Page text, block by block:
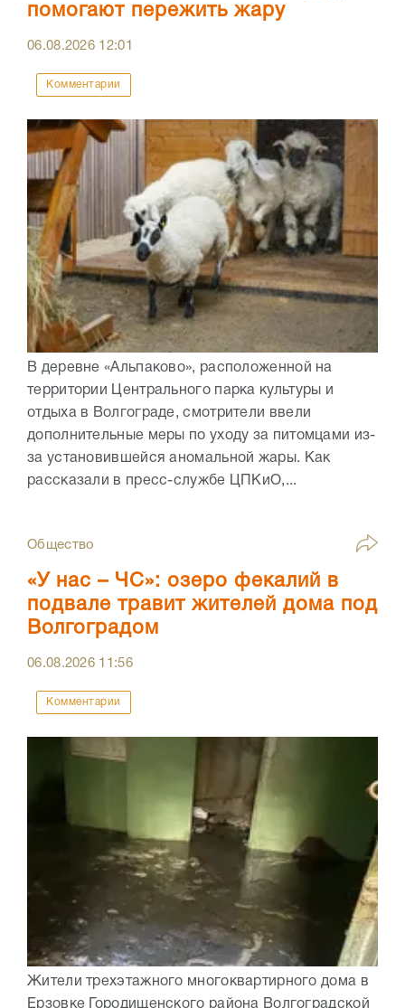
помогают пережить жару
06.08.2026 12:01
Комментарии
В деревне «Альпаково», расположенной на
территории Центрального парка культуры и
отдыха в Волгограде, смотрители ввели
дополнительные меры по уходу за питомцами из-
за установившейся аномальной жары. Как
рассказали в пресс-службе ЦПКиО,...
Общество
«У нас – ЧС»: озеро фекалий в
подвале травит жителей дома под
Волгоградом
06.08.2026 11:56
Комментарии
Жители трехэтажного многоквартирного дома в
Ерзовке Городищенского района Волгоградской